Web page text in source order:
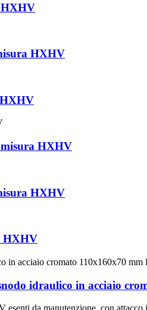
HXHV
HXHV
HXHV
misura HXHV
HXHV
HXHV
idraulico in acciaio